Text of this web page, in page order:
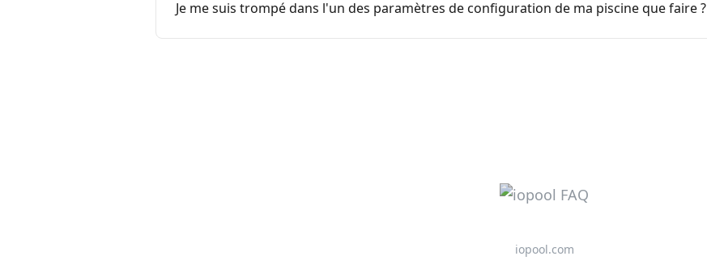
Je me suis trompé dans l'un des paramètres de configuration de ma piscine que faire ?
iopool.com